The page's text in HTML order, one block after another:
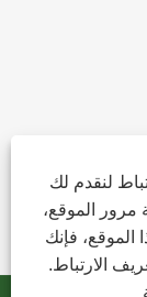
لنقدم لك
الموقع،
فإنك
الارتباط.